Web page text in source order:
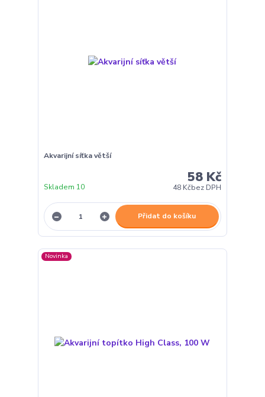
Akvarijní síťka větší
58 Kč
48 Kčbez DPH
Skladem 10
Přidat do košíku
Novinka